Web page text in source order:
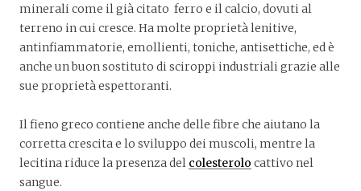
minerali come il già citato ferro e il calcio, dovuti al
terreno in cui cresce. Ha molte proprietà lenitive,
antinfiammatorie, emollienti, toniche, antisettiche, ed è
anche un buon sostituto di sciroppi industriali grazie alle
sue proprietà espettoranti.
Il fieno greco contiene anche delle fibre che aiutano la
corretta crescita e lo sviluppo dei muscoli, mentre la
lecitina riduce la presenza del colesterolo cattivo nel
sangue.